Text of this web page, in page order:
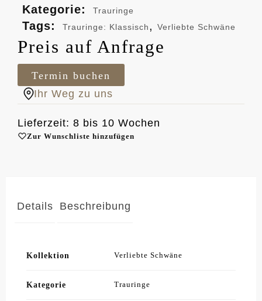
Kategorie:
Trauringe
Tags: Trauringe: Klassisch, Verliebte Schwäne
Preis auf Anfrage
Termin buchen
Ihr Weg zu uns
Lieferzeit: 8 bis 10 Wochen
Zur Wunschliste hinzufügen
Details Beschreibung
Kollektion Verliebte Schwäne
Kategorie Trauringe